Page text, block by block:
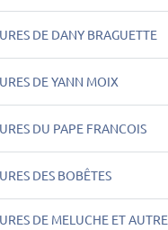
DE DANY BRAGUETTE
DE YANN MOIX
DU PAPE FRANCOIS
DES BOBÊTES
DE MELUCHE ET